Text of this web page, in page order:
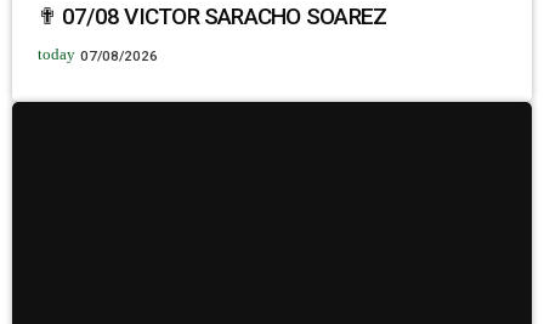
✟ 07/08 VICTOR SARACHO SOAREZ
today 07/08/2026